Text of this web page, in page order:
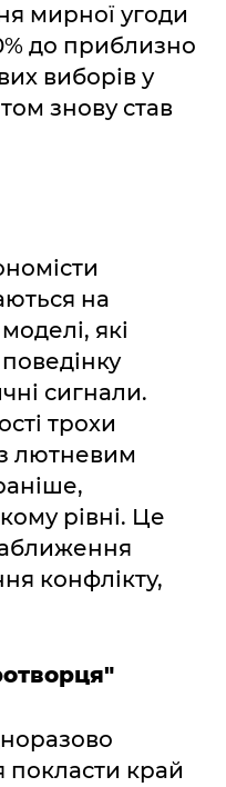
мирної угоди
до приблизно
виборів у
знову став
на
які
сигнали.
трохи
лютневим
рівні. Це
конфлікту,
край